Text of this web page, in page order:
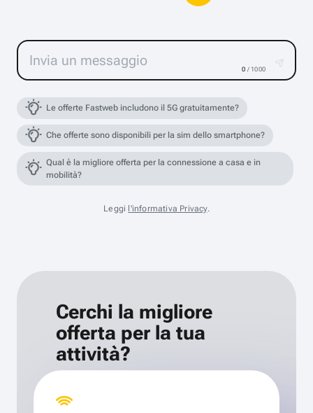
0 / 1000
Le offerte Fastweb includono il 5G gratuitamente?
Che offerte sono disponibili per la sim dello smartphone?
Qual è la migliore offerta per la connessione a casa e in
mobilità?
Leggi l'informativa Privacy.
Cerchi la migliore
offerta per la tua
attività?